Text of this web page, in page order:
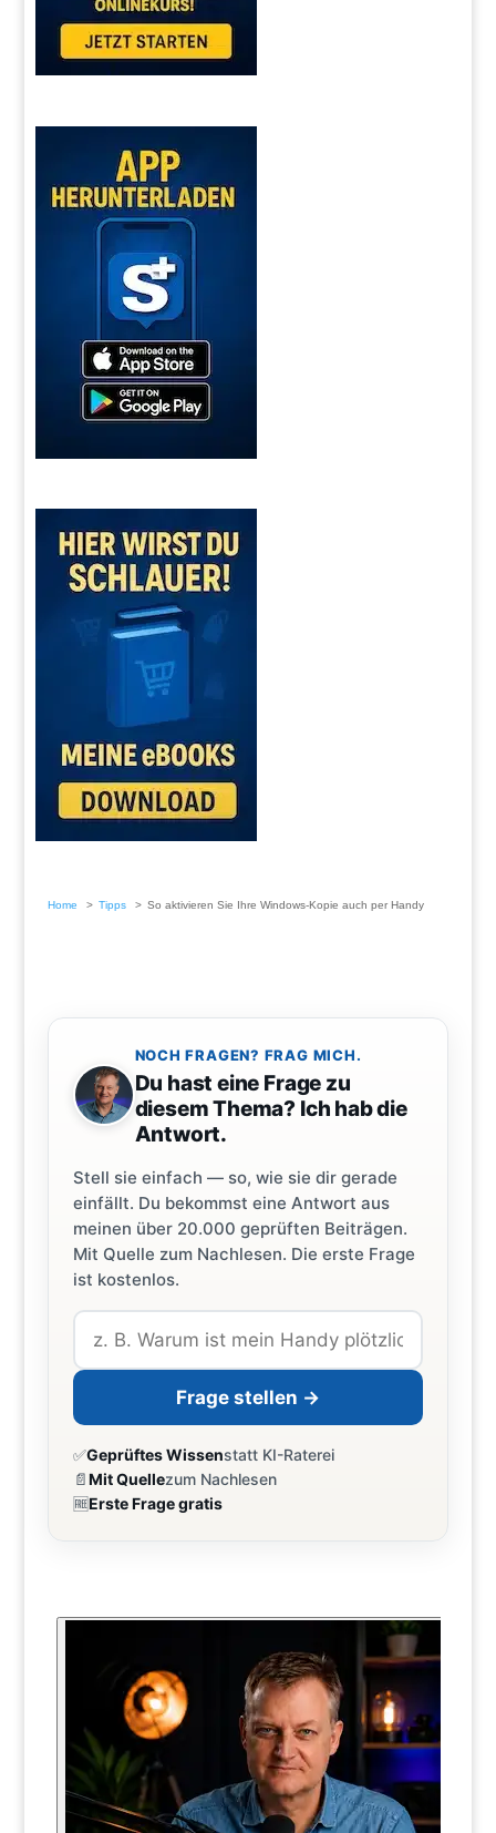
Home Tipps So aktivieren Sie Ihre Windows-Kopie auch per Handy
NOCH FRAGEN? FRAG MICH.
Du hast eine Frage zu
diesem Thema? Ich hab die
Antwort.
Stell sie einfach — so, wie sie dir gerade
einfällt. Du bekommst eine Antwort aus
meinen über 20.000 geprüften Beiträgen.
Mit Quelle zum Nachlesen. Die erste Frage
ist kostenlos.
Frage stellen →
✅Geprüftes Wissenstatt KI-Raterei
📄Mit Quellezum Nachlesen
🆓Erste Frage gratis